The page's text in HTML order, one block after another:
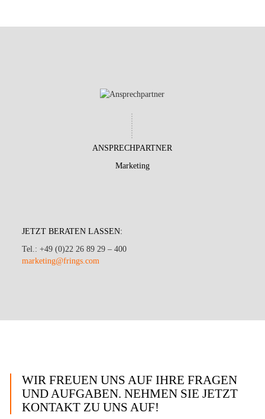
ANSPRECHPARTNER
Marketing
JETZT BERATEN LASSEN:
Tel.: +49 (0)22 26 89 29 – 400
marketing@frings.com
WIR FREUEN UNS AUF IHRE FRAGEN
UND AUFGABEN. NEHMEN SIE JETZT
KONTAKT ZU UNS AUF!